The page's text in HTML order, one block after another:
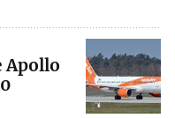
Apollo